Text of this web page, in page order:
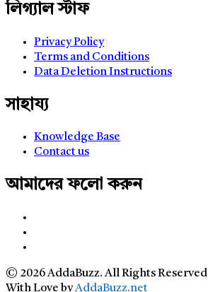
লিগ্যাল স্টাফ
Privacy Policy
Terms and Conditions
Data Deletion Instructions
সাহায্য
Knowledge Base
Contact us
আমাদের ফলো করুন
© 2026 AddaBuzz. All Rights Reserved
With Love byAddaBuzz.net